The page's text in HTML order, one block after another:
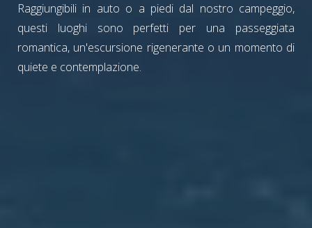
Raggiungibili in auto o a piedi dal nostro campeggio,
questi luoghi sono perfetti per una passeggiata
romantica, un'escursione rigenerante o un momento di
quiete e contemplazione.